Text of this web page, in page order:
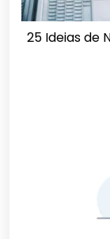
25 Ideias de